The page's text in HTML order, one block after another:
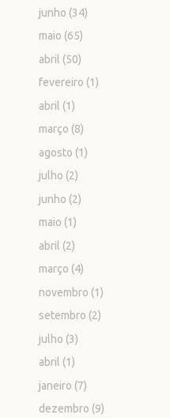
junho (34)
maio (65)
abril (50)
fevereiro (1)
abril (1)
março (8)
agosto (1)
julho (2)
junho (2)
maio (1)
abril (2)
março (4)
novembro (1)
setembro (2)
julho (3)
abril (1)
janeiro (7)
dezembro (9)